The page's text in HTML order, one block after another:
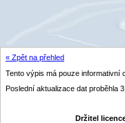
« Zpět na přehled
Tento výpis má pouze informativní
Poslední aktualizace dat proběhla
Držitel